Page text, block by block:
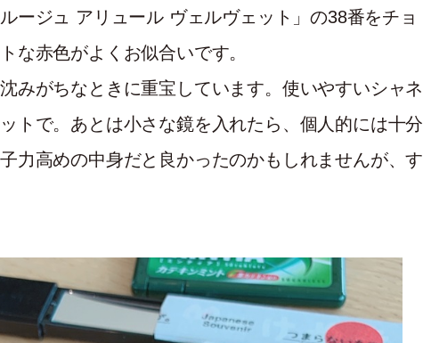
ージュ アリュール ヴェルヴェット」の38番をチョ
な赤色がよくお似合いです。
みがちなときに重宝しています。使いやすいシャネ
トで。あとは小さな鏡を入れたら、個人的には十分
力高めの中身だと良かったのかもしれませんが、す